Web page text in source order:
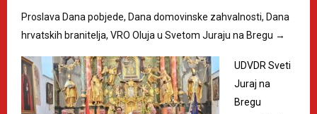
Proslava Dana pobjede, Dana domovinske zahvalnosti, Dana
hrvatskih branitelja, VRO Oluja u Svetom Juraju na Bregu →
UDVDR Sveti
Juraj na
Bregu